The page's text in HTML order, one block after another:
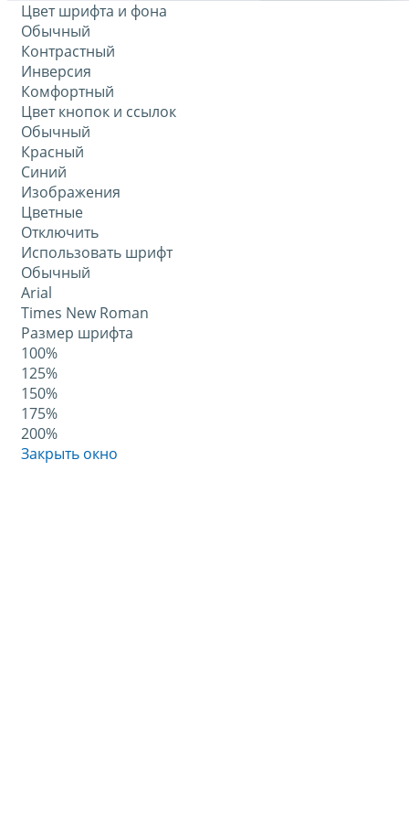
Цвет шрифта и фона
Обычный
Контрастный
Инверсия
Комфортный
Цвет кнопок и ссылок
Обычный
Красный
Синий
Изображения
Цветные
Отключить
Использовать шрифт
Обычный
Arial
Times New Roman
Размер шрифта
100%
125%
150%
175%
200%
Закрыть окно